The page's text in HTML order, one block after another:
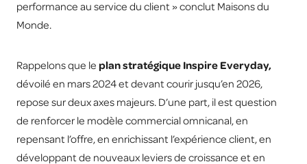
performance au service du client » conclut Maisons du
Monde.
Rappelons que le plan stratégique Inspire Everyday,
dévoilé en mars 2024 et devant courir jusqu’en 2026,
repose sur deux axes majeurs. D’une part, il est question
de renforcer le modèle commercial omnicanal, en
repensant l’offre, en enrichissant l’expérience client, en
développant de nouveaux leviers de croissance et en